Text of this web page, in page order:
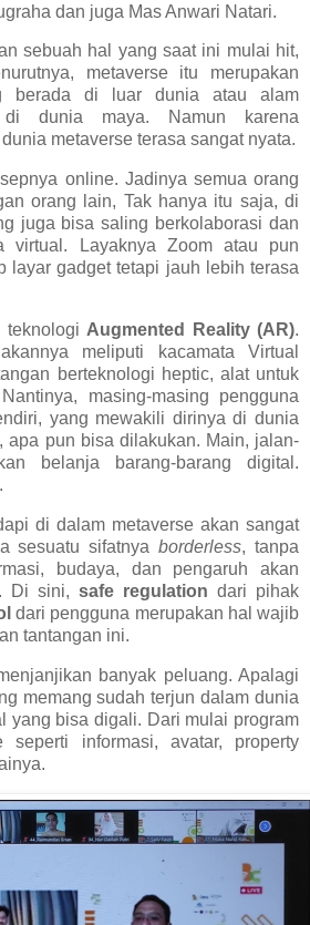
dan juga Mas Anwari Natari.
sebuah hal yang saat ini mulai hit,
metaverse itu merupakan
berada di luar dunia atau alam
di dunia maya. Namun karena
metaverse terasa sangat nyata.
online. Jadinya semua orang
orang lain, Tak hanya itu saja, di
juga bisa saling berkolaborasi dan
virtual. Layaknya Zoom atau pun
layar gadget tetapi jauh lebih terasa
teknologi Augmented Reality (AR).
meliputi kacamata Virtual
berteknologi heptic, alat untuk
masing-masing pengguna
yang mewakili dirinya di dunia
apa pun bisa dilakukan. Main, jalan-
belanja barang-barang digital.
di dalam metaverse akan sangat
sesuatu sifatnyaborderless, tanpa
budaya, dan pengaruh akan
Di sini, safe regulation dari pihak
dari pengguna merupakan hal wajib
tantangan ini.
banyak peluang. Apalagi
memang sudah terjun dalam dunia
yang bisa digali. Dari mulai program
seperti informasi, avatar, property